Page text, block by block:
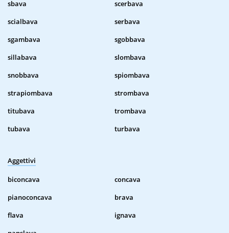
sbava
scerbava
scialbava
serbava
sgambava
sgobbava
sillabava
slombava
snobbava
spiombava
strapiombava
strombava
titubava
trombava
tubava
turbava
Aggettivi
biconcava
concava
pianoconcava
brava
flava
ignava